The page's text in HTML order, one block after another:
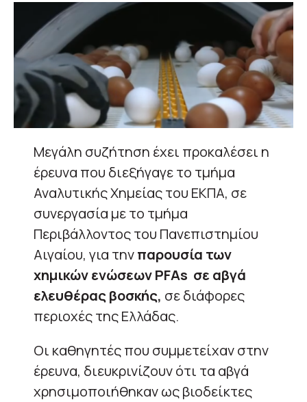
Μεγάλη συζήτηση έχει προκαλέσει η
έρευνα που διεξήγαγε το τμήμα
Αναλυτικής Χημείας του ΕΚΠΑ, σε
συνεργασία με το τμήμα
Περιβάλλοντος του Πανεπιστημίου
Αιγαίου, για τηνπαρουσία των
χημικών ενώσεων PFAs σε αβγά
ελευθέρας βοσκής, σε διάφορες
περιοχές της Ελλάδας.
Οι καθηγητές που συμμετείχαν στην
έρευνα, διευκρινίζουν ότι τα αβγά
χρησιμοποιήθηκαν ως βιοδείκτες